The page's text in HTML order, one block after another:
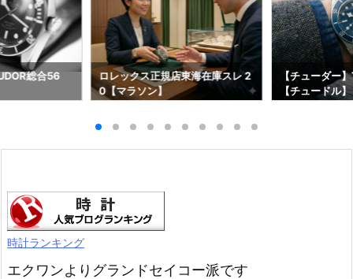
総合56
ロレックス正規店東海在庫スレ 2
0【マラソン】
【チューダー
【チュードル】
時計ランキング
エクワンよりグランドセイコー派です